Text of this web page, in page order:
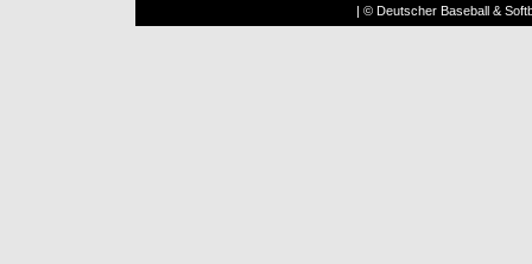
| © Deutscher Baseball &